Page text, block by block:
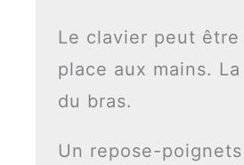
Le clavier peut
place aux mains.
du bras.
Un repose-